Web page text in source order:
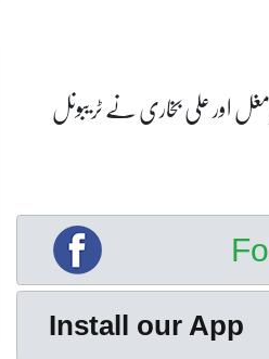
اور علی بخاری نے ٹریبونل
Install our App